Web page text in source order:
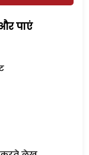
पाएं